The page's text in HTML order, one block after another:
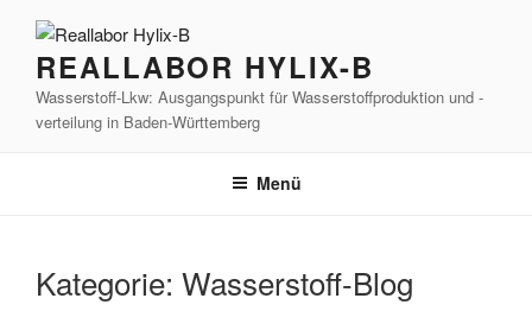
Inhalt
springenREALLABOR HYLIX-B
Wasserstoff-Lkw: Ausgangspunkt für Wasserstoffproduktion und -
verteilung in Baden-Württemberg
Menü
Kategorie: Wasserstoff-Blog